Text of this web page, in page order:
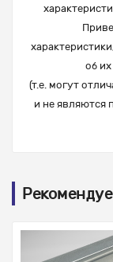
об
(т.е. могут
и не являются